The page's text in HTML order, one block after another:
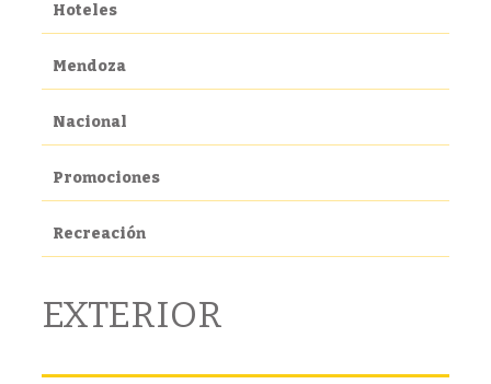
Hoteles
Mendoza
Nacional
Promociones
Recreación
EXTERIOR